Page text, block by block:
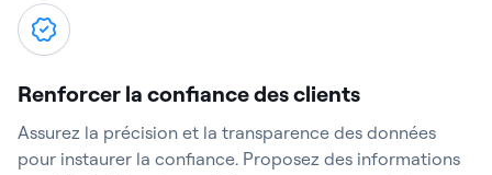
Renforcer la confiance des clients
Assurez la précision et la transparence des données
pour instaurer la confiance. Proposez des informations